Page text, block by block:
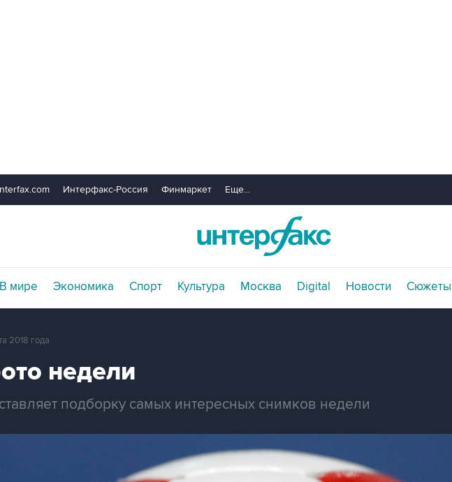
Интерфакс-Россия Финмаркет Еще...
В мире Экономика Спорт Культура Москва Digital Новости Сюжеты
2018 года
недели
подборку самых интересных снимков недели